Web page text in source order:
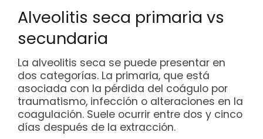
Alveolitis seca primaria vs
secundaria
La alveolitis seca se puede presentar en
dos categorías. La primaria, que está
asociada con la pérdida del coágulo por
traumatismo, infección o alteraciones en la
coagulación. Suele ocurrir entre dos y cinco
días después de la extracción.